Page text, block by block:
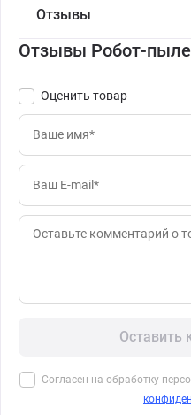
Отзывы
Отзывы Робот-
Оценить товар
Оставить
Согласен на обработку